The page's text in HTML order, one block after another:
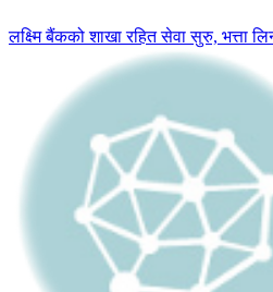
लक्ष्मि बैंकको शाखा रहित सेवा सुरु, भत्ता